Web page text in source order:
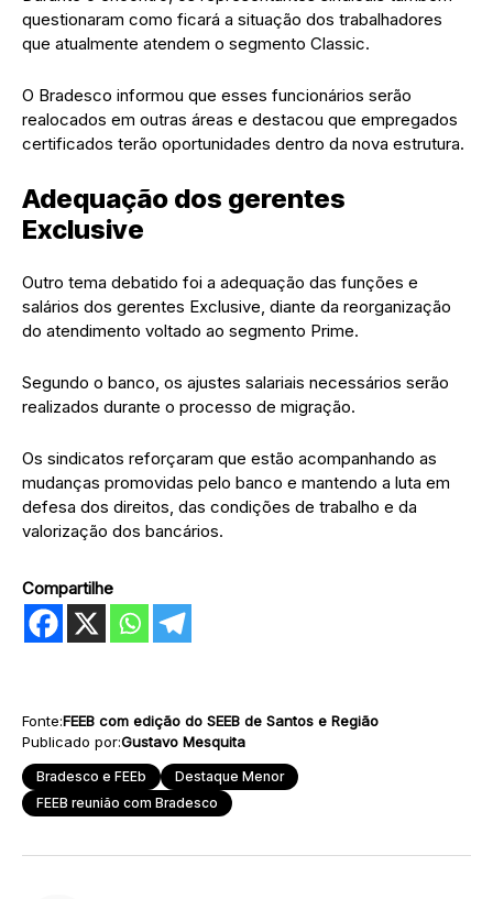
questionaram como ficará a situação dos trabalhadores
que atualmente atendem o segmento Classic.
O Bradesco informou que esses funcionários serão
realocados em outras áreas e destacou que empregados
certificados terão oportunidades dentro da nova estrutura.
Adequação dos gerentes
Exclusive
Outro tema debatido foi a adequação das funções e
salários dos gerentes Exclusive, diante da reorganização
do atendimento voltado ao segmento Prime.
Segundo o banco, os ajustes salariais necessários serão
realizados durante o processo de migração.
Os sindicatos reforçaram que estão acompanhando as
mudanças promovidas pelo banco e mantendo a luta em
defesa dos direitos, das condições de trabalho e da
valorização dos bancários.
Compartilhe
Fonte:FEEB com edição do SEEB de Santos e Região
Publicado por:Gustavo Mesquita
Bradesco e FEEb
Destaque Menor
FEEB reunião com Bradesco